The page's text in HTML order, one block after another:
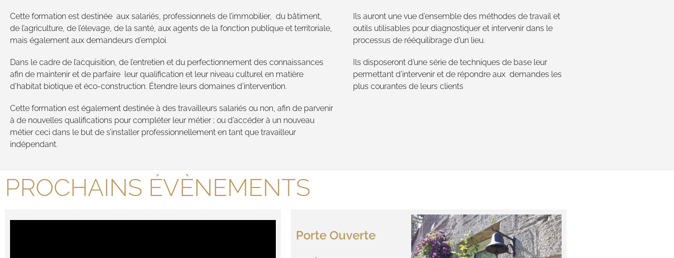
Cette formation est destinée aux salariés, professionnels de l’immobilier, du bâtiment,
de l’agriculture, de l’élevage, de la santé, aux agents de la fonction publique et territoriale,
mais également aux demandeurs d’emploi.
Dans le cadre de l’acquisition, de l’entretien et du perfectionnement des connaissances
afin de maintenir et de parfaire leur qualification et leur niveau culturel en matière
d’habitat biotique et éco-construction. Étendre leurs domaines d’intervention.
Cette formation est également destinée à des travailleurs salariés ou non, afin de parvenir
à de nouvelles qualifications pour compléter leur métier ; ou d’accéder à un nouveau
métier ceci dans le but de s’installer professionnellement en tant que travailleur
indépendant.
Ils auront une vue d’ensemble des méthodes de travail et
outils utilisables pour diagnostiquer et intervenir dans le
processus de rééquilibrage d’un lieu.
Ils disposeront d’une série de techniques de base leur
permettant d’intervenir et de répondre aux demandes les
plus courantes de leurs clients
PROCHAINS ÉVÈNEMENTS
Porte Ouverte